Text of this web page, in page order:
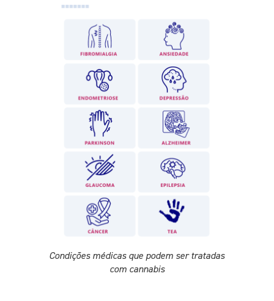
Condições médicas que podem ser tratadas
com cannabis